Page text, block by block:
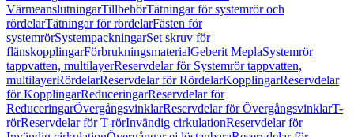
VärmeanslutningarTillbehörTätningar för systemrör och
rördelarTätningar för rördelarFästen för
systemrörSystempackningarSet skruv för
flänskopplingarFörbrukningsmaterialGeberit MeplaSystemrör
tappvatten, multilayerReservdelar för Systemrör tappvatten,
multilayerRördelarReservdelar för RördelarKopplingarReservdelar
för KopplingarReduceringarReservdelar för
ReduceringarÖvergångsvinklarReservdelar för ÖvergångsvinklarT-
rörReservdelar för T-rörInvändig cirkulationReservdelar för